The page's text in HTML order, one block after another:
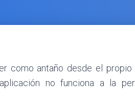
como antaño desde el propio
no funciona a la